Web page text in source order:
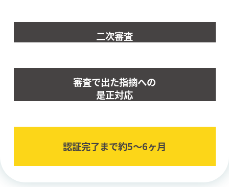
二次審査
審査で出た指摘への
是正対応
認証完了まで約5〜6ヶ⽉